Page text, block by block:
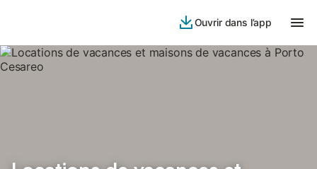
Ouvrir dans l’app